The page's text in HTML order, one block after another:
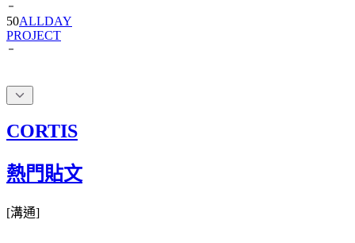
50ALLDAY
PROJECT
CORTIS
熱門貼文
[溝通]